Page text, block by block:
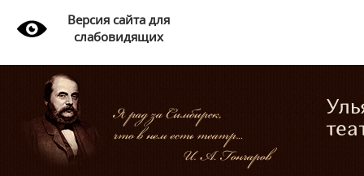
Версия сайта для
слабовидящих